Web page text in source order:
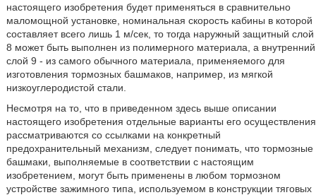
настоящего изобретения будет применяться в сравнительно
маломощной установке, номинальная скорость кабины в которой
составляет всего лишь 1 м/сек, то тогда наружный защитный слой
8 может быть выполнен из полимерного материала, а внутренний
слой 9 - из самого обычного материала, применяемого для
изготовления тормозных башмаков, например, из мягкой
низкоуглеродистой стали.
Несмотря на то, что в приведенном здесь выше описании
настоящего изобретения отдельные варианты его осуществления
рассматриваются со ссылками на конкретный
предохранительный механизм, следует понимать, что тормозные
башмаки, выполняемые в соответствии с настоящим
изобретением, могут быть применены в любом тормозном
устройстве зажимного типа, используемом в конструкции тяговых